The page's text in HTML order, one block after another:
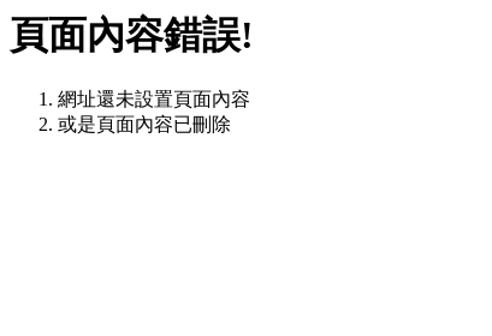
頁面內容錯誤!
網址還未設置頁面內容
或是頁面內容已刪除